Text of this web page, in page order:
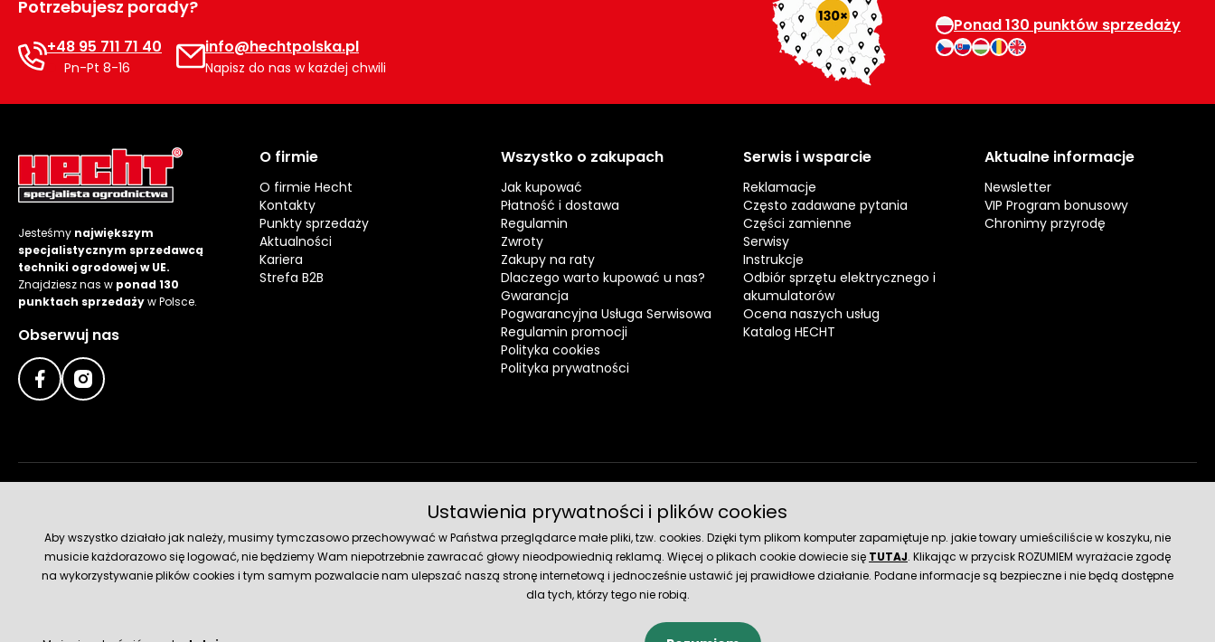
Potrzebujesz porady?
+48 95 711 71 40
Pn-Pt 8-16
info@hechtpolska.pl
Napisz do nas w każdej chwili
Ponad 130 punktów sprzedaży
Jesteśmy największym
specjalistycznym sprzedawcą
techniki ogrodowej w UE.
Znajdziesz nas w ponad 130
punktach sprzedażyw Polsce.
Obserwuj nas
O firmie
O firmie Hecht
Kontakty
Punkty sprzedaży
Aktualności
Kariera
Strefa B2B
Wszystko o zakupach
Jak kupować
Płatność i dostawa
Regulamin
Zwroty
Zakupy na raty
Dlaczego warto kupować u nas?
Gwarancja
Pogwarancyjna Usługa Serwisowa
Regulamin promocji
Polityka cookies
Polityka prywatności
Serwis i wsparcie
Reklamacje
Często zadawane pytania
Części zamienne
Serwisy
Instrukcje
Odbiór sprzętu elektrycznego i
akumulatorów
Ocena naszych usług
Katalog HECHT
Aktualne informacje
Newsletter
VIP Program bonusowy
Chronimy przyrodę
Metody dostawy
Ustawienia prywatności i plików cookies
Aby wszystko działało jak należy, musimy tymczasowo przechowywać w Państwa przeglądarce małe pliki, tzw. cookies. Dzięki tym plikom komputer zapamiętuje np. jakie towary umieściliście w koszyku, nie
musicie każdorazowo się logować, nie będziemy Wam niepotrzebnie zawracać głowy nieodpowiednią reklamą. Więcej o plikach cookie dowiecie się TUTAJ. Klikając w przycisk ROZUMIEM wyrażacie zgodę
na wykorzystywanie plików cookies i tym samym pozwalacie nam ulepszać naszą stronę internetową i jednocześnie ustawić jej prawidłowe działanie. Podane informacje są bezpieczne i nie będą dostępne
dla tych, którzy tego nie robią.